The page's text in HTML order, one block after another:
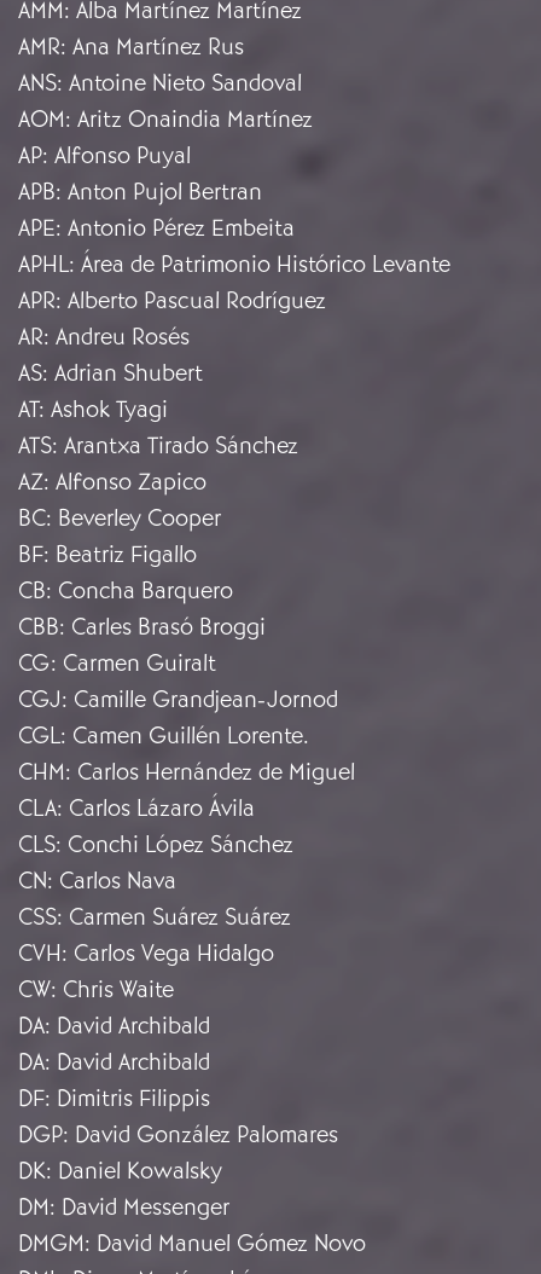
AMM: Alba Martínez Martínez
AMR: Ana Martínez Rus
ANS: Antoine Nieto Sandoval
AOM: Aritz Onaindia Martínez
AP: Alfonso Puyal
APB: Anton Pujol Bertran
APE: Antonio Pérez Embeita
APHL: Área de Patrimonio Histórico Levante
APR: Alberto Pascual Rodríguez
AR: Andreu Rosés
AS: Adrian Shubert
AT: Ashok Tyagi
ATS: Arantxa Tirado Sánchez
AZ: Alfonso Zapico
BC: Beverley Cooper
BF: Beatriz Figallo
CB: Concha Barquero
CBB: Carles Brasó Broggi
CG: Carmen Guiralt
CGJ: Camille Grandjean-Jornod
CGL: Camen Guillén Lorente.
CHM: Carlos Hernández de Miguel
CLA: Carlos Lázaro Ávila
CLS: Conchi López Sánchez
CN: Carlos Nava
CSS: Carmen Suárez Suárez
CVH: Carlos Vega Hidalgo
CW: Chris Waite
DA: David Archibald
DA: David Archibald
DF: Dimitris Filippis
DGP: David González Palomares
DK: Daniel Kowalsky
DM: David Messenger
DMGM: David Manuel Gómez Novo